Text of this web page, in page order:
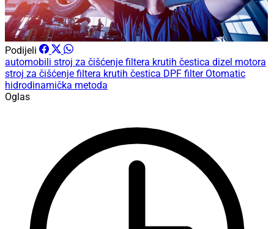
Podijeli
automobili stroj za čišćenje filtera krutih čestica dizel motora
stroj za čišćenje filtera krutih čestica DPF filter Otomatic
hidrodinamička metoda
Oglas